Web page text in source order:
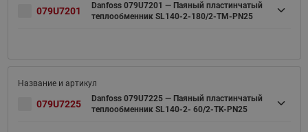
079U7201
Danfoss 079U7201 — Паяный пластинчатый
теплообменник SL140-2-180/2-TM-PN25
079U7225
Danfoss 079U7225 — Паяный пластинчатый
теплообменник SL140-2- 60/2-TK-PN25